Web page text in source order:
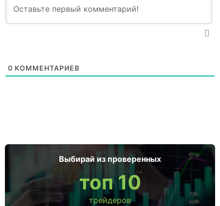
0 КОММЕНТАРИЕВ
Выбирай из проверенных
топ 10
трейдеров